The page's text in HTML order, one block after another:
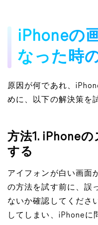
iPhoneの
なった時
原因が何であれ、
めに、以下の解決策を
方法1. iPhone
する
アイフォンが白い画面
の方法を試す前に、誤
ないか確認してくださ
してしまい、iPhoneに